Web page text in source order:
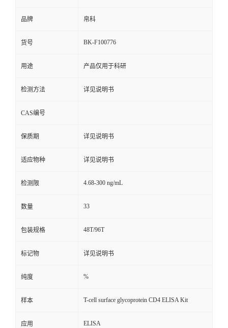
品牌 帛科
货号 BK-F100776
用途 产品仅用于科研
检测方法 详见说明书
CAS编号
保质期 详见说明书
适应物种 详见说明书
检测限 4.68-300 ng/mL
数量 33
包装规格 48T/96T
标记物 详见说明书
纯度 %
样本 T-cell surface glycoprotein CD4 ELISA Kit
应用 ELISA